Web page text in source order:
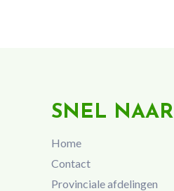
SNEL NAAR
Home
Contact
Provinciale afdelingen